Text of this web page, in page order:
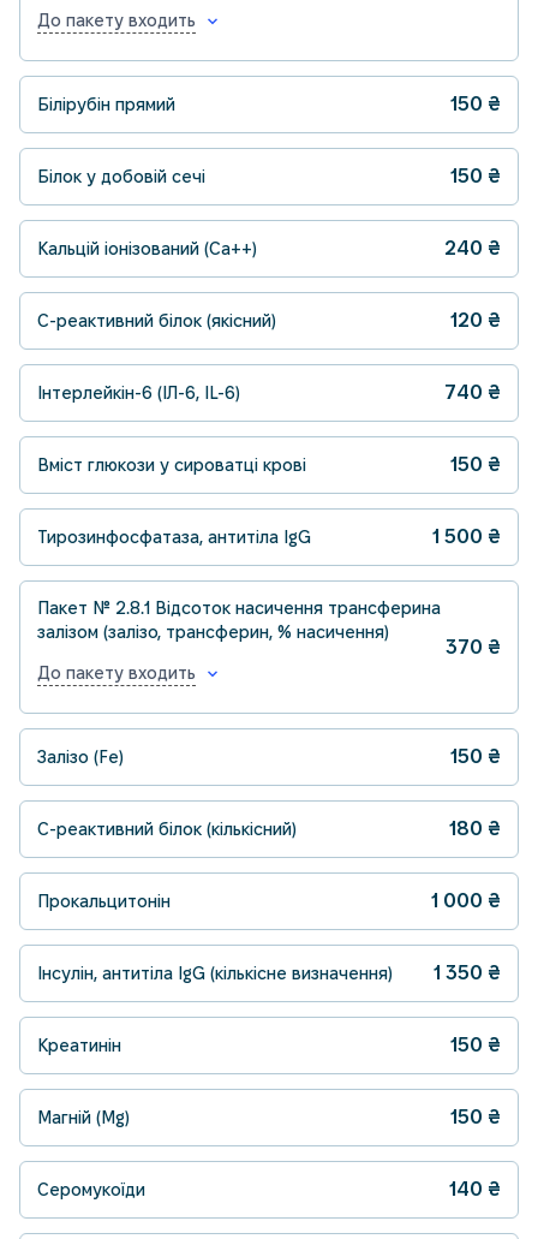
До пакету входить
Білірубін прямий 150 ₴
Білок у добовій сечі 150 ₴
Кальцій іонізований (Ca++) 240 ₴
С-реактивний білок (якісний) 120 ₴
Інтерлейкін-6 (ІЛ-6, IL-6) 740 ₴
Вміст глюкози у сироватці крові 150 ₴
Тирозинфосфатаза, антитіла IgG 1 500 ₴
Пакет № 2.8.1 Відсоток насичення трансферина
залізом (залізо, трансферин, % насичення)
До пакету входить
370 ₴
Залізо (Fe) 150 ₴
С-реактивний білок (кількісний) 180 ₴
Прокальцитонін 1 000 ₴
Інсулін, антитіла IgG (кількісне визначення) 1 350 ₴
Креатинін 150 ₴
Магній (Mg) 150 ₴
Серомукоїди 140 ₴